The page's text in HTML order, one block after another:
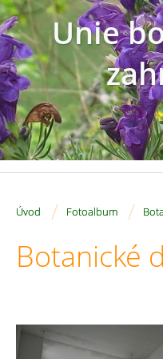
Unie
Úvod / Fotoalbum /
Botanické